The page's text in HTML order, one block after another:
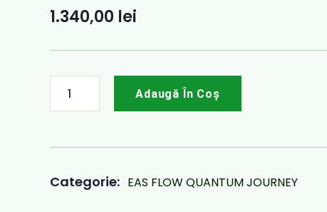
1.340,00 lei
Adaugă În Coș
Categorie: EAS FLOW QUANTUM JOURNEY